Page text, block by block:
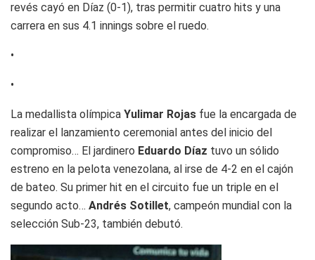
revés cayó en Díaz (0-1), tras permitir cuatro hits y una
carrera en sus 4.1 innings sobre el ruedo.
•
•
La medallista olímpica Yulimar Rojas fue la encargada de
realizar el lanzamiento ceremonial antes del inicio del
compromiso… El jardinero Eduardo Díaz tuvo un sólido
estreno en la pelota venezolana, al irse de 4-2 en el cajón
de bateo. Su primer hit en el circuito fue un triple en el
segundo acto… Andrés Sotillet, campeón mundial con la
selección Sub-23, también debutó.